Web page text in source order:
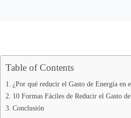
Table of Contents
¿Por qué reducir el Gasto de Energía en
10 Formas Fáciles de Reducir el Gasto
Conclusión